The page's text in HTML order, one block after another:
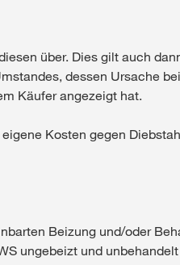
über. Dies gilt auch
dessen Ursache
Käufer angezeigt hat.
Kosten gegen
Beizung und/oder
ungebeizt und